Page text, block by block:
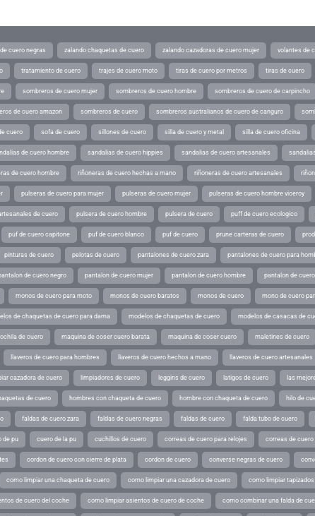
cuero negras zalando chaquetas de cuero zalando cazadoras de cuero mujer volantes de
tratamiento de cuero trajes de cuero moto tiras de cuero por metros tiras de cuero
sombreros de cuero mujer sombreros de cuero hombre sombreros de cuero de carpincho
de cuero amazon sombreros de cuero sombreros australianos de cuero de canguro
cuero sofa de cuero sillones de cuero silla de cuero y metal silla de cuero oficina
de cuero hombre sandalias de cuero hippies sandalias de cuero artesanales
de cuero hombre riñoneras de cuero hechas a mano riñoneras de cuero artesanales
pulseras de cuero para mujer pulseras de cuero mujer pulseras de cuero hombre viceroy
de cuero pulsera de cuero hombre pulsera de cuero puff de cuero ecologico
puf de cuero capitone puf de cuero blanco puf de cuero prune carteras de cuero
pinturas de cuero pelotas de cuero pantalones de cuero zara pantalones de cuero para
de cuero negro pantalon de cuero mujer pantalon de cuero hombre pantalon de cuero
monos de cuero para moto monos de cuero baratos monos de cuero mono de cuero
de chaquetas de cuero para dama modelos de chaquetas de cuero modelos de casacas de
de cuero maquina de coser cuero barata maquina de coser cuero maletines de cuero
llaveros de cuero para hombres llaveros de cuero hechos a mano llaveros de cuero artesanales
cazadora de cuero limpiadores de cuero leggins de cuero latigos de cuero las
de cuero hombres con chaqueta de cuero hombre con chaqueta de cuero hilo de
faldas de cuero zara faldas de cuero negras faldas de cuero falda tubo de cuero
de pu cuero de la pu cuchillos de cuero correas de cuero para relojes correas de cuero
cordon de cuero con cierre de plata cordon de cuero converse negras de cuero
como limpiar una chaqueta de cuero como limpiar una cazadora de cuero como limpiar
de cuero del coche como limpiar asientos de cuero de coche como combinar una falda de